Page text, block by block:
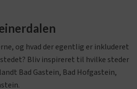
og hvad der egentlig er inkluderet
Bliv inspireret til hvilke steder
Bad Gastein, Bad Hofgastein,